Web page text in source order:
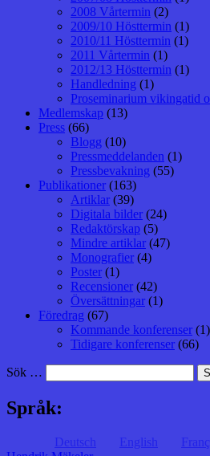
2008 Vårtermin (2)
2009/10 Hösttermin (1)
2010/11 Hösttermin (1)
2011 Vårtermin (1)
2012/13 Hösttermin (1)
Handledning (1)
Proseminarium vikingatid
Medlemskap (13)
Press (66)
Blogg (10)
Pressmeddelanden (1)
Pressbevakning (55)
Publikationer (163)
Artiklar (39)
Digitala bilder (24)
Redaktörskap (5)
Mindre artiklar (47)
Monografier (4)
Poster (1)
Recensioner (42)
Översättningar (1)
Föredrag (67)
Kommande konferenser (1)
Tidigare konferenser (66)
Sök …
Språk:
Deutsch English